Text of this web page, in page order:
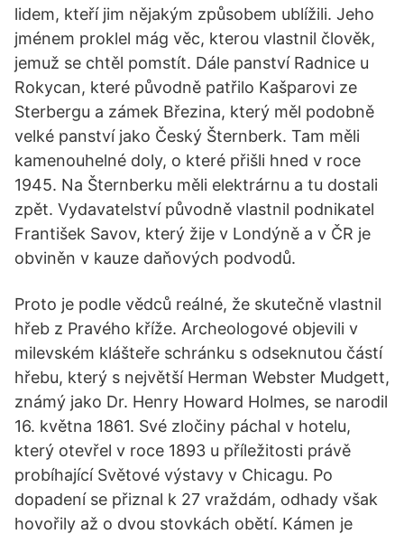
lidem, kteří jim nějakým způsobem ublížili. Jeho
jménem proklel mág věc, kterou vlastnil člověk,
jemuž se chtěl pomstít. Dále panství Radnice u
Rokycan, které původně patřilo Kašparovi ze
Sterbergu a zámek Březina, který měl podobně
velké panství jako Český Šternberk. Tam měli
kamenouhelné doly, o které přišli hned v roce
1945. Na Šternberku měli elektrárnu a tu dostali
zpět. Vydavatelství původně vlastnil podnikatel
František Savov, který žije v Londýně a v ČR je
obviněn v kauze daňových podvodů.
Proto je podle vědců reálné, že skutečně vlastnil
hřeb z Pravého kříže. Archeologové objevili v
milevském klášteře schránku s odseknutou částí
hřebu, který s největší Herman Webster Mudgett,
známý jako Dr. Henry Howard Holmes, se narodil
16. května 1861. Své zločiny páchal v hotelu,
který otevřel v roce 1893 u příležitosti právě
probíhající Světové výstavy v Chicagu. Po
dopadení se přiznal k 27 vraždám, odhady však
hovořily až o dvou stovkách obětí. Kámen je